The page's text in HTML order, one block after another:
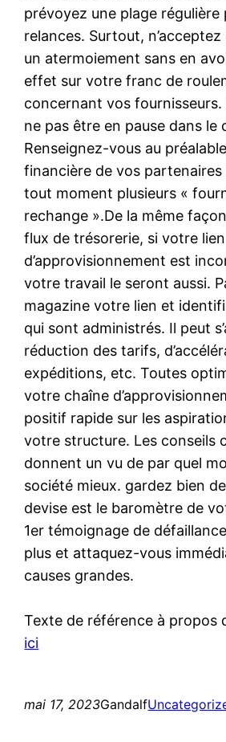
prévoyez une plage régulière
relances. Surtout,
un atermoiement sans en
effet sur votre franc de
concernant vos fournisseurs.
ne pas être en pause dans le
Renseignez-vous au
financière de vos partenaires
tout moment plusieurs «
rechange ».De la même
flux de trésorerie, si votre lien
d’approvisionnement est
votre travail le seront aussi.
magazine votre lien et
qui sont administrés. Il peut
réduction des tarifs,
expéditions, etc. Toutes
votre chaîne
positif rapide sur les
votre structure. Les conseils
donnent un vu de par quel
société mieux. gardez bien
devise est le baromètre de
1er témoignage de
plus et attaquez-vous
causes grandes.
Texte de référence à propos
ici
mai 17, 2023Gandalf